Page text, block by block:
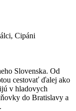
Cipáni
Slovenska. Od
cestovať ďalej ako
v hladovych
do Bratislavy a